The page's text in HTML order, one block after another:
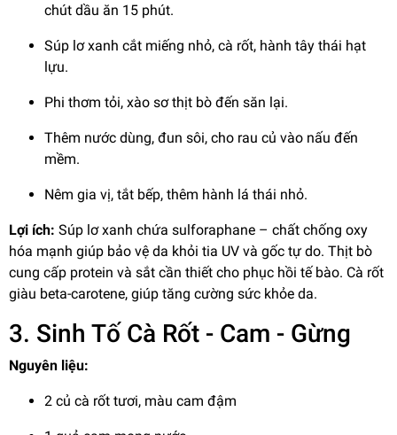
chút dầu ăn 15 phút.
Súp lơ xanh cắt miếng nhỏ, cà rốt, hành tây thái hạt
lựu.
Phi thơm tỏi, xào sơ thịt bò đến săn lại.
Thêm nước dùng, đun sôi, cho rau củ vào nấu đến
mềm.
Nêm gia vị, tắt bếp, thêm hành lá thái nhỏ.
Lợi ích: Súp lơ xanh chứa sulforaphane – chất chống oxy
hóa mạnh giúp bảo vệ da khỏi tia UV và gốc tự do. Thịt bò
cung cấp protein và sắt cần thiết cho phục hồi tế bào. Cà rốt
giàu beta-carotene, giúp tăng cường sức khỏe da.
3. Sinh Tố Cà Rốt - Cam - Gừng
Nguyên liệu:
2 củ cà rốt tươi, màu cam đậm